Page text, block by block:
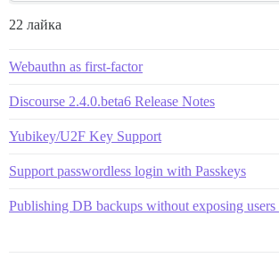
22 лайка
Webauthn as first-factor
Discourse 2.4.0.beta6 Release Notes
Yubikey/U2F Key Support
Support passwordless login with Passkeys
Publishing DB backups without exposing